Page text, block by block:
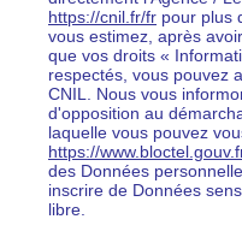
https://cnil.fr/fr pour plus
vous estimez, après
que vos droits «
respectés, vous pouvez
CNIL. Nous vous
d'opposition au
laquelle vous pouvez
https://
des Données
inscrire de Données
libre.